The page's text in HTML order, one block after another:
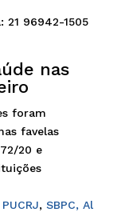
21 96942-1505
nas
foram
favelas
20 e
PUCRJ, SBPC, Al